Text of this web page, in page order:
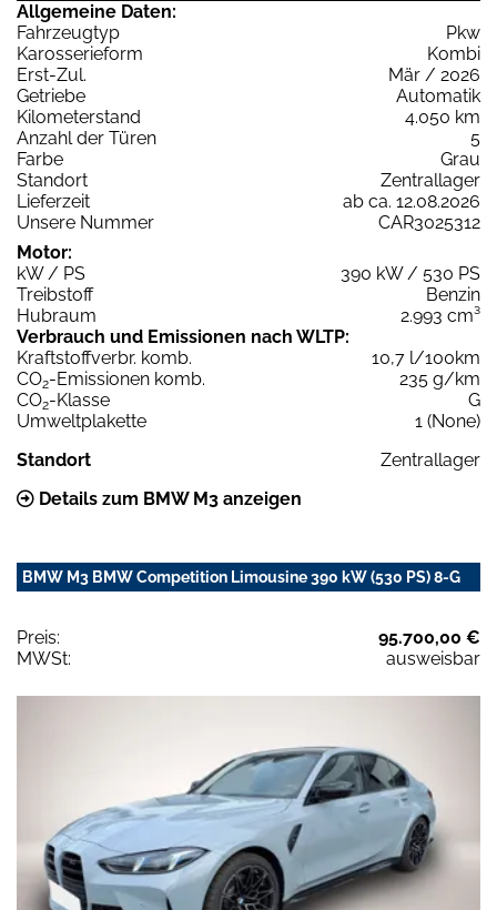
Allgemeine Daten:
Fahrzeugtyp
Pkw
Karosserieform
Kombi
Erst-Zul.
Mär / 2026
Getriebe
Automatik
Kilometerstand
4.050 km
Anzahl der Türen
5
Farbe
Grau
Standort
Zentrallager
Lieferzeit
ab ca. 12.08.2026
Unsere Nummer
CAR3025312
Motor:
kW / PS
390 kW / 530 PS
Treibstoff
Benzin
Hubraum
2.993 cm³
Verbrauch und Emissionen nach WLTP:
Kraftstoffverbr. komb.
10,7 l/100km
CO2-Emissionen komb.
235 g/km
CO2-Klasse
G
Umweltplakette
1 (None)
Standort
Zentrallager
Details zum BMW M3 anzeigen
BMW M3 BMW Competition Limousine 390 kW (530 PS) 8-G
Preis:
95.700,00 €
MWSt:
ausweisbar